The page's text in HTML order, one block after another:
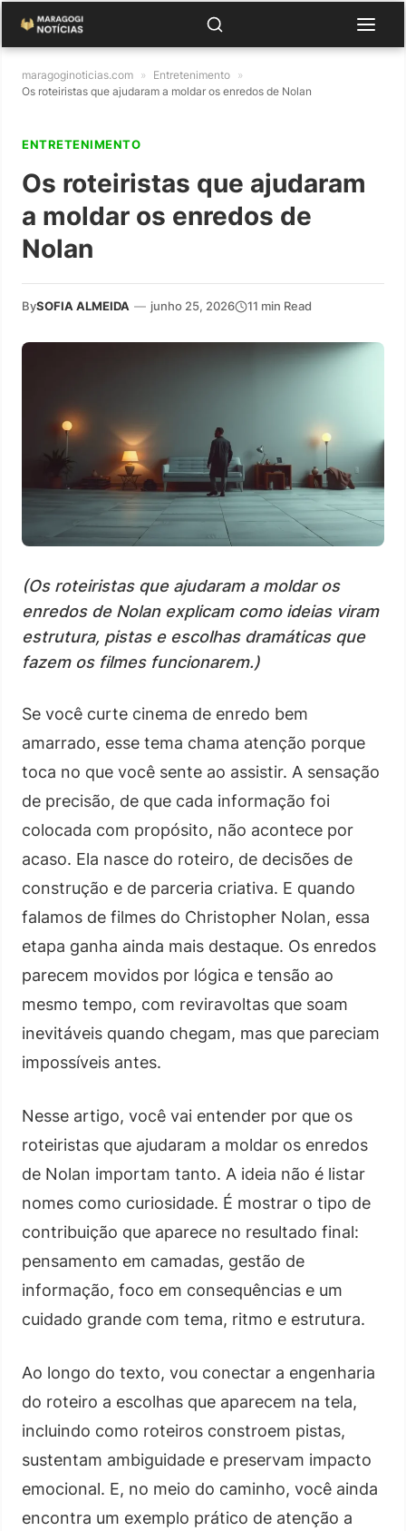
maragoginoticias.com » Entretenimento »
Os roteiristas que ajudaram a moldar os enredos de Nolan
ENTRETENIMENTO
Os roteiristas que ajudaram
a moldar os enredos de
Nolan
BySOFIA ALMEIDA — junho 25, 2026 11 min Read
(Os roteiristas que ajudaram a moldar os
enredos de Nolan explicam como ideias viram
estrutura, pistas e escolhas dramáticas que
fazem os filmes funcionarem.)
Se você curte cinema de enredo bem
amarrado, esse tema chama atenção porque
toca no que você sente ao assistir. A sensação
de precisão, de que cada informação foi
colocada com propósito, não acontece por
acaso. Ela nasce do roteiro, de decisões de
construção e de parceria criativa. E quando
falamos de filmes do Christopher Nolan, essa
etapa ganha ainda mais destaque. Os enredos
parecem movidos por lógica e tensão ao
mesmo tempo, com reviravoltas que soam
inevitáveis quando chegam, mas que pareciam
impossíveis antes.
Nesse artigo, você vai entender por que os
roteiristas que ajudaram a moldar os enredos
de Nolan importam tanto. A ideia não é listar
nomes como curiosidade. É mostrar o tipo de
contribuição que aparece no resultado final:
pensamento em camadas, gestão de
informação, foco em consequências e um
cuidado grande com tema, ritmo e estrutura.
Ao longo do texto, vou conectar a engenharia
do roteiro a escolhas que aparecem na tela,
incluindo como roteiros constroem pistas,
sustentam ambiguidade e preservam impacto
emocional. E, no meio do caminho, você ainda
encontra um exemplo prático de atenção a